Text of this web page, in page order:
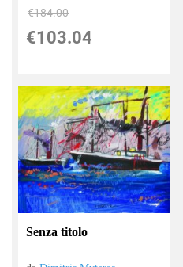
€184.00
€103.04
Senza titolo